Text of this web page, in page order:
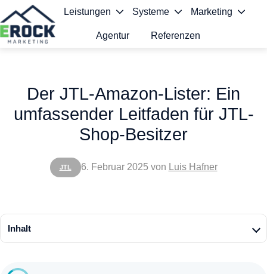
Leistungen Systeme Marketing
Agentur Referenzen
JTL
Der JTL-Amazon-Lister: Ein
umfassender Leitfaden für JTL-
Shop-Besitzer
6. Februar 2025 von Luis Hafner
Inhalt